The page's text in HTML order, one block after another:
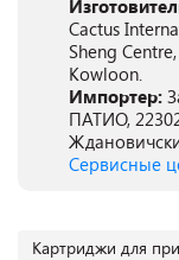
Cactus
Sheng
Kowloon.
Импортер:
ПАТИО,
Сервисные
Картриджи для